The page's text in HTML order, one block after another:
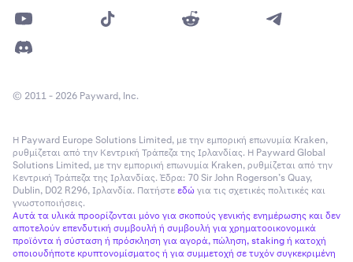
© 2011 - 2026 Payward, Inc.
Η Payward Europe Solutions Limited, με την εμπορική επωνυμία Kraken,
ρυθμίζεται από την Κεντρική Τράπεζα της Ιρλανδίας. Η Payward Global
Solutions Limited, με την εμπορική επωνυμία Kraken, ρυθμίζεται από την
Κεντρική Τράπεζα της Ιρλανδίας. Έδρα: 70 Sir John Rogerson’s Quay,
Dublin, D02 R296, Ιρλανδία. Πατήστεεδώγια τις σχετικές πολιτικές και
γνωστοποιήσεις.
Αυτά τα υλικά προορίζονται μόνο για σκοπούς γενικής ενημέρωσης και δεν
αποτελούν επενδυτική συμβουλή ή συμβουλή για χρηματοοικονομικά
προϊόντα ή σύσταση ή πρόσκληση για αγορά, πώληση, staking ή κατοχή
οποιουδήποτε κρυπτονομίσματος ή για συμμετοχή σε τυχόν συγκεκριμένη